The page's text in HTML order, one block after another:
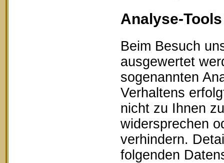
Analyse-
Beim Besuch
ausgewertet
sogenannten
Verhaltens
nicht zu Ihnen
widersprechen
verhindern.
folgenden